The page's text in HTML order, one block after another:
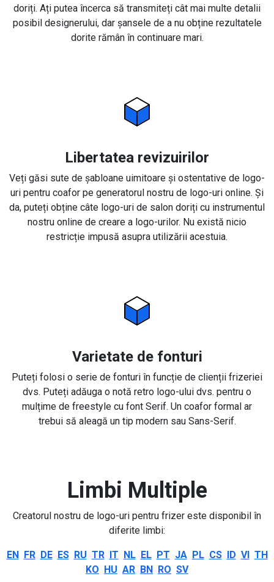
doriți. Ați putea încerca să transmiteți cât mai multe detalii
posibil designerului, dar șansele de a nu obține rezultatele
dorite rămân în continuare mari.
Libertatea revizuirilor
Veți găsi sute de șabloane uimitoare și ostentative de logo-
uri pentru coafor pe generatorul nostru de logo-uri online. Și
da, puteți obține câte logo-uri de salon doriți cu instrumentul
nostru online de creare a logo-urilor. Nu există nicio
restricție impusă asupra utilizării acestuia.
Varietate de fonturi
Puteți folosi o serie de fonturi în funcție de clienții frizeriei
dvs. Puteți adăuga o notă retro logo-ului dvs. pentru o
mulțime de freestyle cu font Serif. Un coafor formal ar
trebui să aleagă un tip modern sau Sans-Serif.
Limbi Multiple
Creatorul nostru de logo-uri pentru frizer este disponibil în
diferite limbi:
EN FR DE ES RU TR IT NL EL PT JA PL CS ID VI TH
KO HU AR BN RO SV